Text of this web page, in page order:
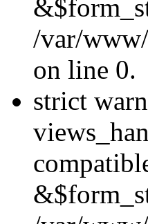
/var/
on line 0.
strict